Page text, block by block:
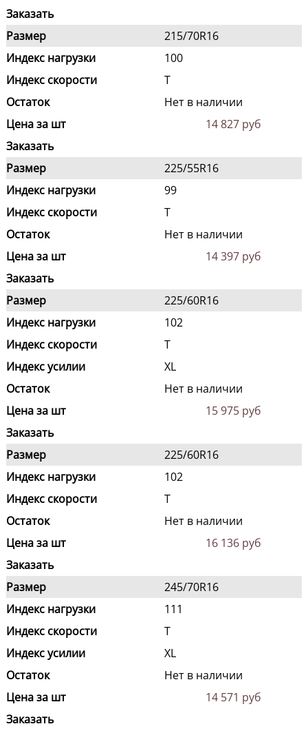
Заказать
Размер
215/70R16
Индекс нагрузки
100
Индекс скорости
T
Остаток
Нет в наличии
Цена за шт
14 827 руб
Заказать
Размер
225/55R16
Индекс нагрузки
99
Индекс скорости
T
Остаток
Нет в наличии
Цена за шт
14 397 руб
Заказать
Размер
225/60R16
Индекс нагрузки
102
Индекс скорости
T
Индекс усилии
XL
Остаток
Нет в наличии
Цена за шт
15 975 руб
Заказать
Размер
225/60R16
Индекс нагрузки
102
Индекс скорости
T
Остаток
Нет в наличии
Цена за шт
16 136 руб
Заказать
Размер
245/70R16
Индекс нагрузки
111
Индекс скорости
T
Индекс усилии
XL
Остаток
Нет в наличии
Цена за шт
14 571 руб
Заказать